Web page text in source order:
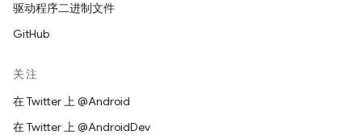
驱动程序二进制文件
GitHub
关注
在 Twitter 上 @Android
在 Twitter 上 @AndroidDev